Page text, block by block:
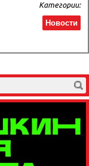
Категории:
Новости